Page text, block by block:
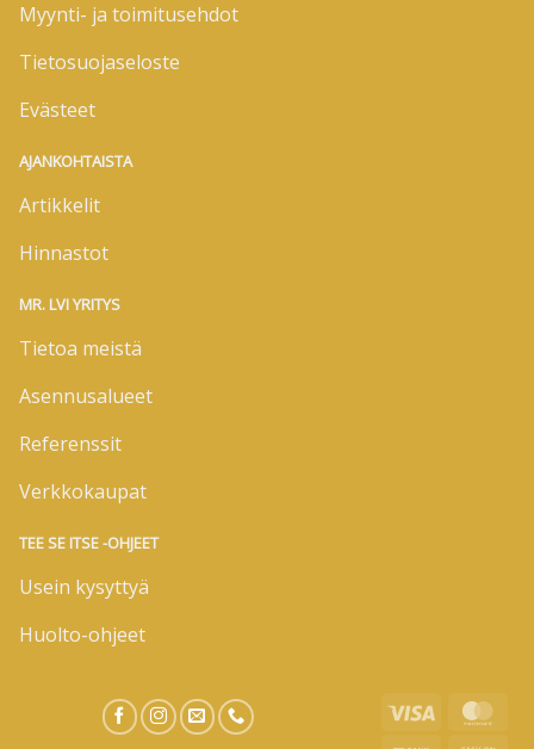
Myynti- ja toimitusehdot
Tietosuojaseloste
Evästeet
AJANKOHTAISTA
Artikkelit
Hinnastot
MR. LVI YRITYS
Tietoa meistä
Asennusalueet
Referenssit
Verkkokaupat
TEE SE ITSE -OHJEET
Usein kysyttyä
Huolto-ohjeet
Visa